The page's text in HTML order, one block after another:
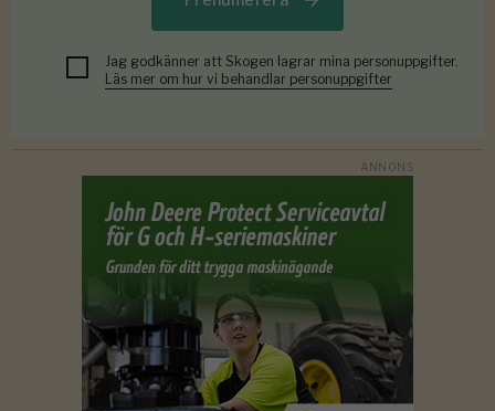
Jag godkänner att Skogen lagrar mina personuppgifter.
Läs mer om hur vi behandlar personuppgifter